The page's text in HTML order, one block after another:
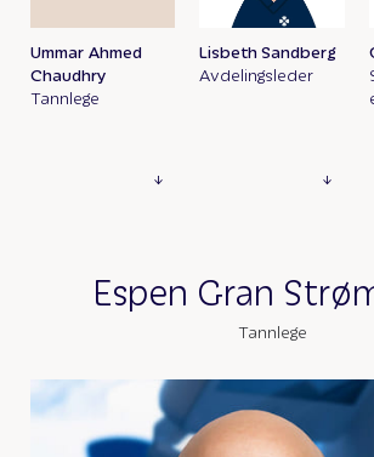
Ummar Ahmed
Chaudhry
Tannlege
Lisbeth Sandberg
Avdelingsleder
Espen Gran
Tannlege